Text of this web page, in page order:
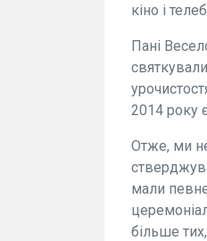
кіно і
Пані
2014 року
Отже, ми
мали
більше